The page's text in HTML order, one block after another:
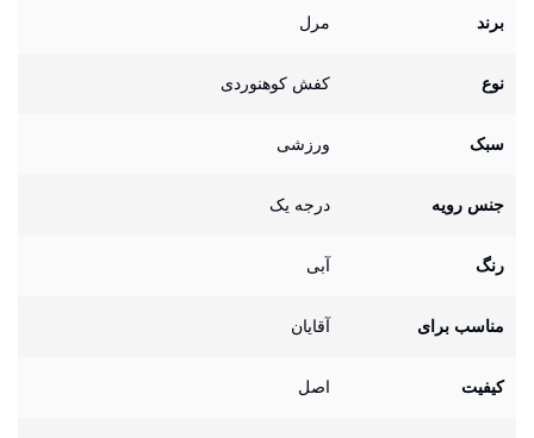
برند مرل
نوع کفش کوهنوردی
سبک ورزشی
جنس رویه درجه یک
رنگ آبی
مناسب برای آقایان
کیفیت اصل